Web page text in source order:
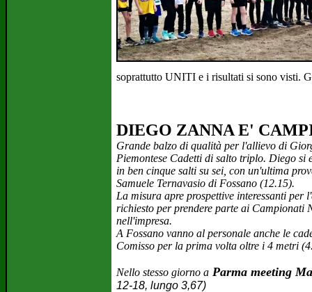
soprattutto UNITI e i risultati si sono visti.
DIEGO ZANNA E'
Grande balzo di qualità per l'allievo di
Piemontese Cadetti di salto triplo. Diego si
in ben cinque salti su sei, con un'ultima
Samuele Ternavasio di Fossano (12.15).
La misura apre prospettive interessanti
richiesto per prendere parte ai Campionati
nell'impresa.
A Fossano vanno al personale anche le
Comisso per la prima volta oltre i 4 metri
Nello stesso giorno a Parma meeting
12-18, lungo 3,67)